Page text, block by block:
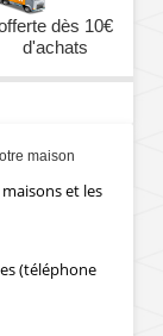
dès 10€
d'achats
maison
et les
(téléphone